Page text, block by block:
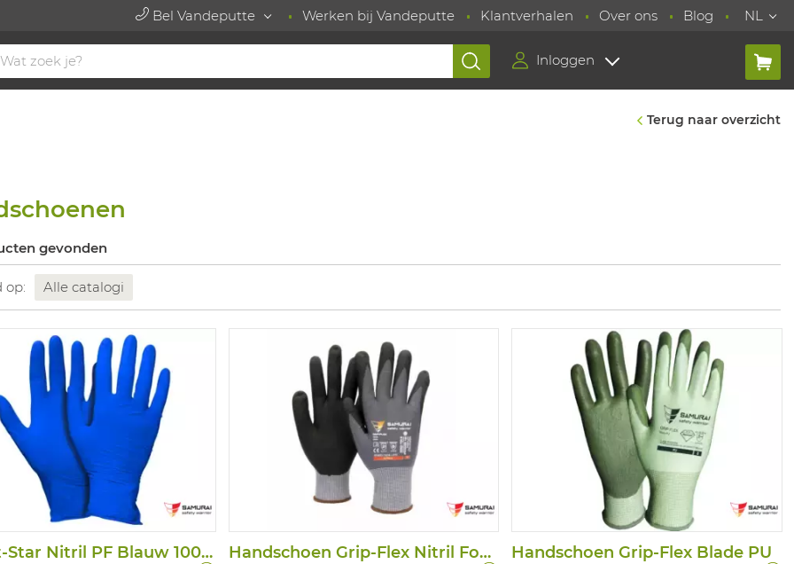
Bel Vandeputte Werken bij Vandeputte Klantverhalen Over ons Blog NL
Inloggen
Terug naar overzicht
gevonden
op: Alle catalogi
Hs.soft-Star Nitril PF Blauw 100ST/Disp Handschoen Grip-Flex Nitril Foam Handschoen Grip-Flex Blade PU